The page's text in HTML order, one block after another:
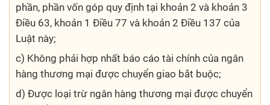
phần, phần vốn góp quy định tại khoản 2 và khoản 3
Điều 63, khoản 1 Điều 77 và khoản 2 Điều 137 của
Luật này;
c) Không phải hợp nhất báo cáo tài chính của ngân
hàng thương mại được chuyển giao bắt buộc;
d) Được loại trừ ngân hàng thương mại được chuyển